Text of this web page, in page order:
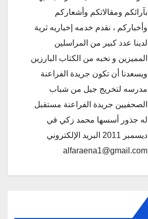
بآرائكم ومقالاتكم وأشعاركم
وأخباركم ، نقدم خدمه إخباريه ثرية
لدينا عدد كبير من المراسلين
المميزين و نخبه من الكتاب البارزين
ويسعدنا أن تكون جريدة الفراعنة
مدرسه لتخريج جيل من شباب
الصحفيين جريدة الفراعنة مستقبل
له جذور أسسها محمد زكي في
ديسمبر 2011 البريد الإلكتروني
alfaraena1@gmail.com